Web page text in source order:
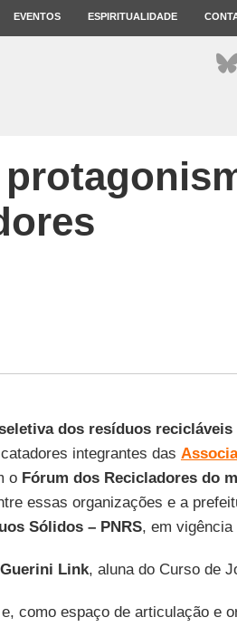
EVENTOS ESPIRITUALIDADE
dos resíduos recicláveis
integrantes das
o Fórum dos Recicladores do
essas organizações e a
Sólidos – PNRS, em vigência
Link, aluna do Curso de
como espaço de articulação e